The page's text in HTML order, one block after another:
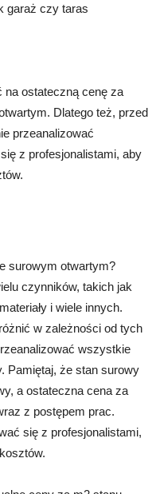
garaż czy taras
na ostateczną cenę za
Dlatego też, przed
przeanalizować
z profesjonalistami, aby
surowym otwartym?
czynników, takich jak
i wiele innych.
w zależności od tych
wszystkie
Pamiętaj, że stan surowy
a ostateczna cena za
z postępem prac.
się z profesjonalistami,